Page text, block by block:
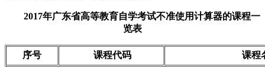
2017年广东省高等教育自学考试不准使用计算器的课程一
览表
序号 课程代码
课程